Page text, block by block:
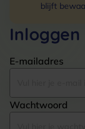
blijft
Inloggen
E-mailadres
Wachtwoord